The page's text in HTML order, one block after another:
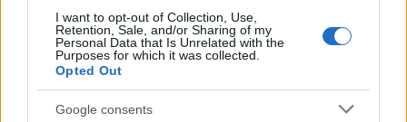
I want to opt-out of Collection, Use,
Retention, Sale, and/or Sharing of my
Personal Data that Is Unrelated with the
Purposes for which it was collected.
Opted Out
Google consents
προσδοκία ότι θα υπάρξει μία σαφής αποτύπωση,
ότι οποιοδήποτε οπλικό σύστημα χορηγείται από
τις ΗΠΑ σε συμμαχική χώρα ρητά, και υπό τη
σαφέστατη αιρεσιμότητα η οποία θα τεθεί, δεν θα
χρησιμοποιηθεί σε βάρος εθνικών μας